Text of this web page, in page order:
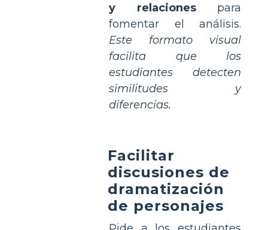
y relacionespara
fomentar el análisis.
Este formato visual
facilita que los
estudiantes detecten
similitudes y
diferencias.
Facilitar
discusiones de
dramatización
de personajes